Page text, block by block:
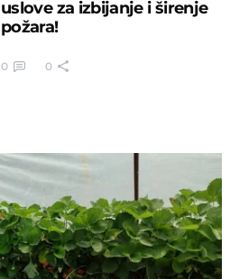
uslove za izbijanje i širenje
požara!
0 0